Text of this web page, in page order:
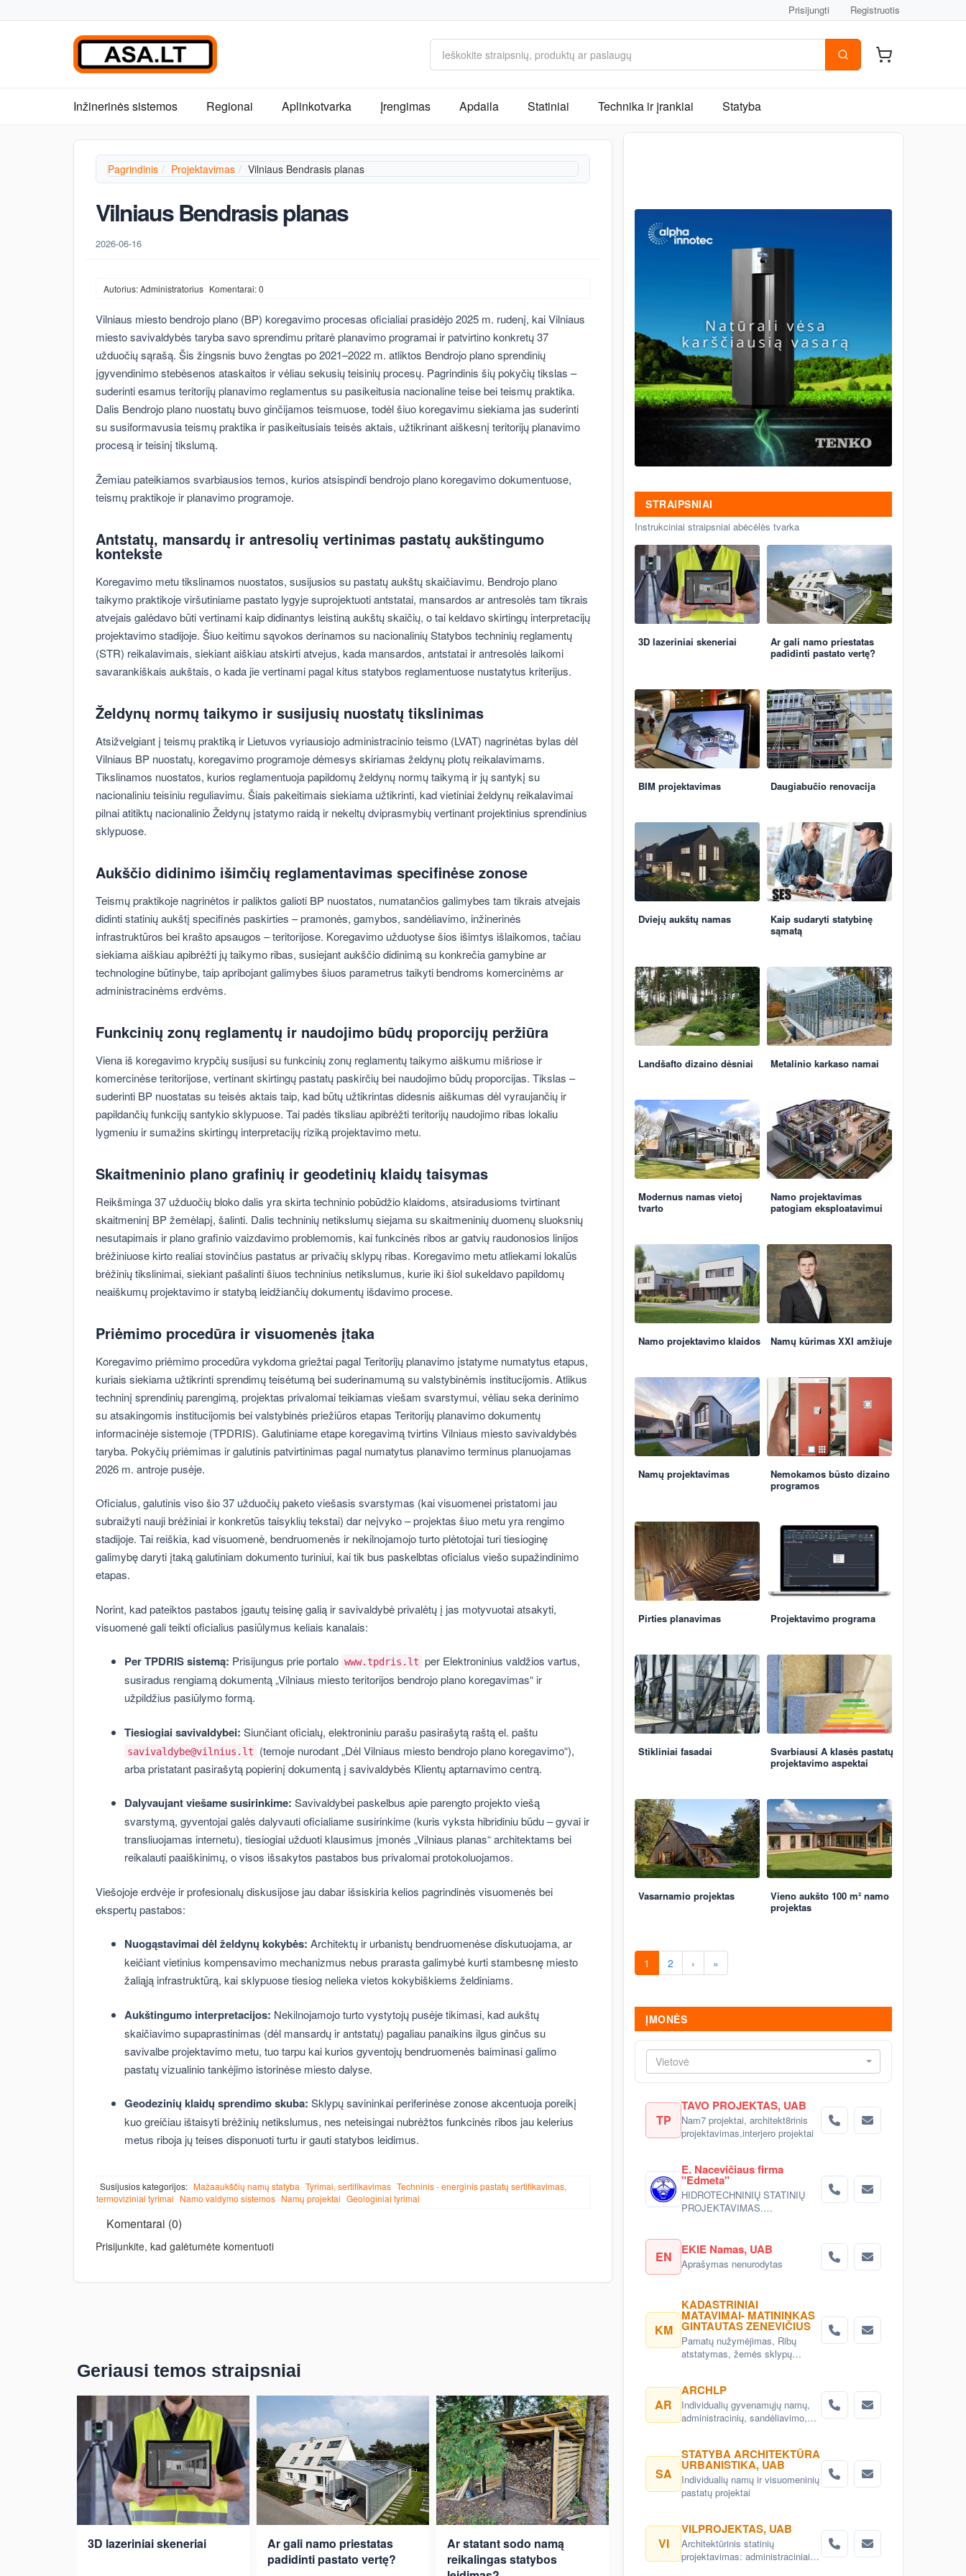
Prisijungti Registruotis
Inžinerinės sistemos Regionai Aplinkotvarka Įrengimas Apdaila Statiniai Technika ir įrankiai Statyba
Pagrindinis Projektavimas Vilniaus Bendrasis planas
Vilniaus Bendrasis planas
2026-06-16
Autorius: Administratorius Komentarai: 0
Vilniaus miesto bendrojo plano (BP) koregavimo procesas oficialiai prasidėjo 2025 m. rudenį, kai Vilniaus
miesto savivaldybės taryba savo sprendimu pritarė planavimo programai ir patvirtino konkretų 37
užduočių sąrašą. Šis žingsnis buvo žengtas po 2021–2022 m. atliktos Bendrojo plano sprendinių
įgyvendinimo stebėsenos ataskaitos ir vėliau sekusių teisinių procesų. Pagrindinis šių pokyčių tikslas –
suderinti esamus teritorijų planavimo reglamentus su pasikeitusia nacionaline teise bei teismų praktika.
Dalis Bendrojo plano nuostatų buvo ginčijamos teismuose, todėl šiuo koregavimu siekiama jas suderinti
su susiformavusia teismų praktika ir pasikeitusiais teisės aktais, užtikrinant aiškesnį teritorijų planavimo
procesą ir teisinį tikslumą.
Žemiau pateikiamos svarbiausios temos, kurios atsispindi bendrojo plano koregavimo dokumentuose,
teismų praktikoje ir planavimo programoje.
Antstatų, mansardų ir antresolių vertinimas pastatų aukštingumo
kontekste
Koregavimo metu tikslinamos nuostatos, susijusios su pastatų aukštų skaičiavimu. Bendrojo plano
taikymo praktikoje viršutiniame pastato lygyje suprojektuoti antstatai, mansardos ar antresolės tam tikrais
atvejais galėdavo būti vertinami kaip didinantys leistiną aukštų skaičių, o tai keldavo skirtingų interpretacijų
projektavimo stadijoje. Šiuo keitimu sąvokos derinamos su nacionalinių Statybos techninių reglamentų
(STR) reikalavimais, siekiant aiškiau atskirti atvejus, kada mansardos, antstatai ir antresolės laikomi
savarankiškais aukštais, o kada jie vertinami pagal kitus statybos reglamentuose nustatytus kriterijus.
Želdynų normų taikymo ir susijusių nuostatų tikslinimas
Atsižvelgiant į teismų praktiką ir Lietuvos vyriausiojo administracinio teismo (LVAT) nagrinėtas bylas dėl
Vilniaus BP nuostatų, koregavimo programoje dėmesys skiriamas želdynų plotų reikalavimams.
Tikslinamos nuostatos, kurios reglamentuoja papildomų želdynų normų taikymą ir jų santykį su
nacionaliniu teisiniu reguliavimu. Šiais pakeitimais siekiama užtikrinti, kad vietiniai želdynų reikalavimai
pilnai atitiktų nacionalinio Želdynų įstatymo raidą ir nekeltų dviprasmybių vertinant projektinius sprendinius
sklypuose.
Aukščio didinimo išimčių reglamentavimas specifinėse zonose
Teismų praktikoje nagrinėtos ir paliktos galioti BP nuostatos, numatančios galimybes tam tikrais atvejais
didinti statinių aukštį specifinės paskirties – pramonės, gamybos, sandėliavimo, inžinerinės
infrastruktūros bei krašto apsaugos – teritorijose. Koregavimo užduotyse šios išimtys išlaikomos, tačiau
siekiama aiškiau apibrėžti jų taikymo ribas, susiejant aukščio didinimą su konkrečia gamybine ar
technologine būtinybe, taip apribojant galimybes šiuos parametrus taikyti bendroms komercinėms ar
administracinėms erdvėms.
Funkcinių zonų reglamentų ir naudojimo būdų proporcijų peržiūra
Viena iš koregavimo krypčių susijusi su funkcinių zonų reglamentų taikymo aiškumu mišriose ir
komercinėse teritorijose, vertinant skirtingų pastatų paskirčių bei naudojimo būdų proporcijas. Tikslas –
suderinti BP nuostatas su teisės aktais taip, kad būtų užtikrintas didesnis aiškumas dėl vyraujančių ir
papildančių funkcijų santykio sklypuose. Tai padės tiksliau apibrėžti teritorijų naudojimo ribas lokaliu
lygmeniu ir sumažins skirtingų interpretacijų riziką projektavimo metu.
Skaitmeninio plano grafinių ir geodetinių klaidų taisymas
Reikšminga 37 užduočių bloko dalis yra skirta techninio pobūdžio klaidoms, atsiradusioms tvirtinant
skaitmeninį BP žemėlapį, šalinti. Dalis techninių netikslumų siejama su skaitmeninių duomenų sluoksnių
nesutapimais ir plano grafinio vaizdavimo problemomis, kai funkcinės ribos ar gatvių raudonosios linijos
brėžiniuose kirto realiai stovinčius pastatus ar privačių sklypų ribas. Koregavimo metu atliekami lokalūs
brėžinių tikslinimai, siekiant pašalinti šiuos techninius netikslumus, kurie iki šiol sukeldavo papildomų
neaiškumų projektavimo ir statybą leidžiančių dokumentų išdavimo procese.
Priėmimo procedūra ir visuomenės įtaka
Koregavimo priėmimo procedūra vykdoma griežtai pagal Teritorijų planavimo įstatyme numatytus etapus,
kuriais siekiama užtikrinti sprendimų teisėtumą bei suderinamumą su valstybinėmis institucijomis. Atlikus
techninį sprendinių parengimą, projektas privalomai teikiamas viešam svarstymui, vėliau seka derinimo
su atsakingomis institucijomis bei valstybinės priežiūros etapas Teritorijų planavimo dokumentų
informacinėje sistemoje (TPDRIS). Galutiniame etape koregavimą tvirtins Vilniaus miesto savivaldybės
taryba. Pokyčių priėmimas ir galutinis patvirtinimas pagal numatytus planavimo terminus planuojamas
2026 m. antroje pusėje.
Oficialus, galutinis viso šio 37 užduočių paketo viešasis svarstymas (kai visuomenei pristatomi jau
subraižyti nauji brėžiniai ir konkretūs taisyklių tekstai) dar neįvyko – projektas šiuo metu yra rengimo
stadijoje. Tai reiškia, kad visuomenė, bendruomenės ir nekilnojamojo turto plėtotojai turi tiesioginę
galimybę daryti įtaką galutiniam dokumento turiniui, kai tik bus paskelbtas oficialus viešo supažindinimo
etapas.
Norint, kad pateiktos pastabos įgautų teisinę galią ir savivaldybė privalėtų į jas motyvuotai atsakyti,
visuomenė gali teikti oficialius pasiūlymus keliais kanalais:
Per TPDRIS sistemą: Prisijungus prie portalo www.tpdris.lt per Elektroninius valdžios vartus,
susiradus rengiamą dokumentą „Vilniaus miesto teritorijos bendrojo plano koregavimas“ ir
užpildžius pasiūlymo formą.
Tiesiogiai savivaldybei: Siunčiant oficialų, elektroniniu parašu pasirašytą raštą el. paštu
savivaldybe@vilnius.lt
(temoje nurodant „Dėl Vilniaus miesto bendrojo plano koregavimo“),
arba pristatant pasirašytą popierinį dokumentą į savivaldybės Klientų aptarnavimo centrą.
Dalyvaujant viešame susirinkime: Savivaldybei paskelbus apie parengto projekto viešą
svarstymą, gyventojai galės dalyvauti oficialiame susirinkime (kuris vyksta hibridiniu būdu – gyvai ir
transliuojamas internetu), tiesiogiai užduoti klausimus įmonės „Vilniaus planas“ architektams bei
reikalauti paaiškinimų, o visos išsakytos pastabos bus privalomai protokoluojamos.
Viešojoje erdvėje ir profesionalų diskusijose jau dabar išsiskiria kelios pagrindinės visuomenės bei
ekspertų pastabos:
Nuogąstavimai dėl želdynų kokybės: Architektų ir urbanistų bendruomenėse diskutuojama, ar
keičiant vietinius kompensavimo mechanizmus nebus prarasta galimybė kurti stambesnę miesto
žaliąją infrastruktūrą, kai sklypuose tiesiog nelieka vietos kokybiškiems želdiniams.
Aukštingumo interpretacijos: Nekilnojamojo turto vystytojų pusėje tikimasi, kad aukštų
skaičiavimo supaprastinimas (dėl mansardų ir antstatų) pagaliau panaikins ilgus ginčus su
savivalbe projektavimo metu, tuo tarpu kai kurios gyventojų bendruomenės baiminasi galimo
pastatų vizualinio tankėjimo istorinėse miesto dalyse.
Geodezinių klaidų sprendimo skuba: Sklypų savininkai periferinėse zonose akcentuoja poreikį
kuo greičiau ištaisyti brėžinių netikslumus, nes neteisingai nubrėžtos funkcinės ribos jau kelerius
metus riboja jų teises disponuoti turtu ir gauti statybos leidimus.
Susijusios kategorijos: Mažaaukščių namų statyba Tyrimai, sertifikavimas Techninis - energinis pastatų sertifikavimas,
termoviziniai tyrimai Namo valdymo sistemos Namų projektai Geologiniai tyrimai
Komentarai (0)
Prisijunkite, kad galėtumėte komentuoti
Geriausi temos straipsniai
3D lazeriniai skeneriai
Ar gali namo priestatas
padidinti pastato vertę?
Ar statant sodo namą
reikalingas statybos
STRAIPSNIAI
Instrukciniai straipsniai abėcėlės tvarka
3D lazeriniai skeneriai
Ar gali namo priestatas
padidinti pastato vertę?
BIM projektavimas Daugiabučio renovacija
Dviejų aukštų namas
Kaip sudaryti statybinę
sąmatą
Landšafto dizaino dėsniai Metalinio karkaso namai
Modernus namas vietoj
tvarto
Namo projektavimas
patogiam eksploatavimui
Namo projektavimo klaidos Namų kūrimas XXI amžiuje
Namų projektavimas
Nemokamos būsto dizaino
programos
Pirties planavimas Projektavimo programa
Stikliniai fasadai
Svarbiausi A klasės pastatų
projektavimo aspektai
Vasarnamio projektas
Vieno aukšto 100 m² namo
projektas
1 2 › »
ĮMONĖS
Vietovė
TP
TAVO PROJEKTAS, UAB
Nam7 projektai, architekt8rinis
projektavimas,interjero projektai
E. Nacevičiaus firma
"Edmeta"
HIDROTECHNINIŲ STATINIŲ
PROJEKTAVIMAS.
SISTEMŲ PROJEKTAVIMAS
(IŠORĖS).
EN EKIE Namas, UAB
Aprašymas nenurodytas
KM
KADASTRINIAI
MATAVIMAI- MATININKAS
GINTAUTAS ZENEVIČIUS
Pamatų nužymėjimas, Ribų
atstatymas, žemės sklypų
Statinių kadastriniai matavimai
(Inventorizacija) Vilniuje.
AR
ARCHLP
Individualių gyvenamųjų namų,
administracinių, sandėliavimo,
planai. Namų projektai,
projektavimas Vilnius. Namų
projektavimo paslaugos Vilnius.
SA
STATYBA ARCHITEKTŪRA
URBANISTIKA, UAB
Individualių namų ir visuomeninių
pastatų projektai
VI
VILPROJEKTAS, UAB
Architektūrinis statinių
projektavimas: administraciniai,